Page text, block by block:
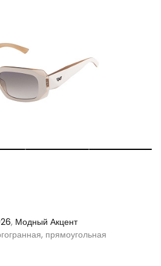
, Модный Акцент
прямоугольная